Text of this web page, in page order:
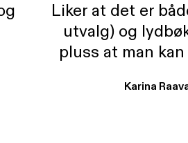
Liker at det er
utvalg) og
pluss at man
Karina